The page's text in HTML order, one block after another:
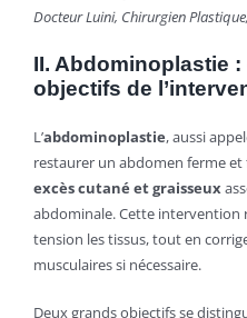
Docteur Luini, Chirurgien
II. Abdominoplastie :
objectifs de
L’abdominoplastie, aussi
restaurer un abdomen ferme
excès cutané et graisseux
abdominale. Cette intervention
tension les tissus, tout en
musculaires si nécessaire.
Deux grands objectifs se